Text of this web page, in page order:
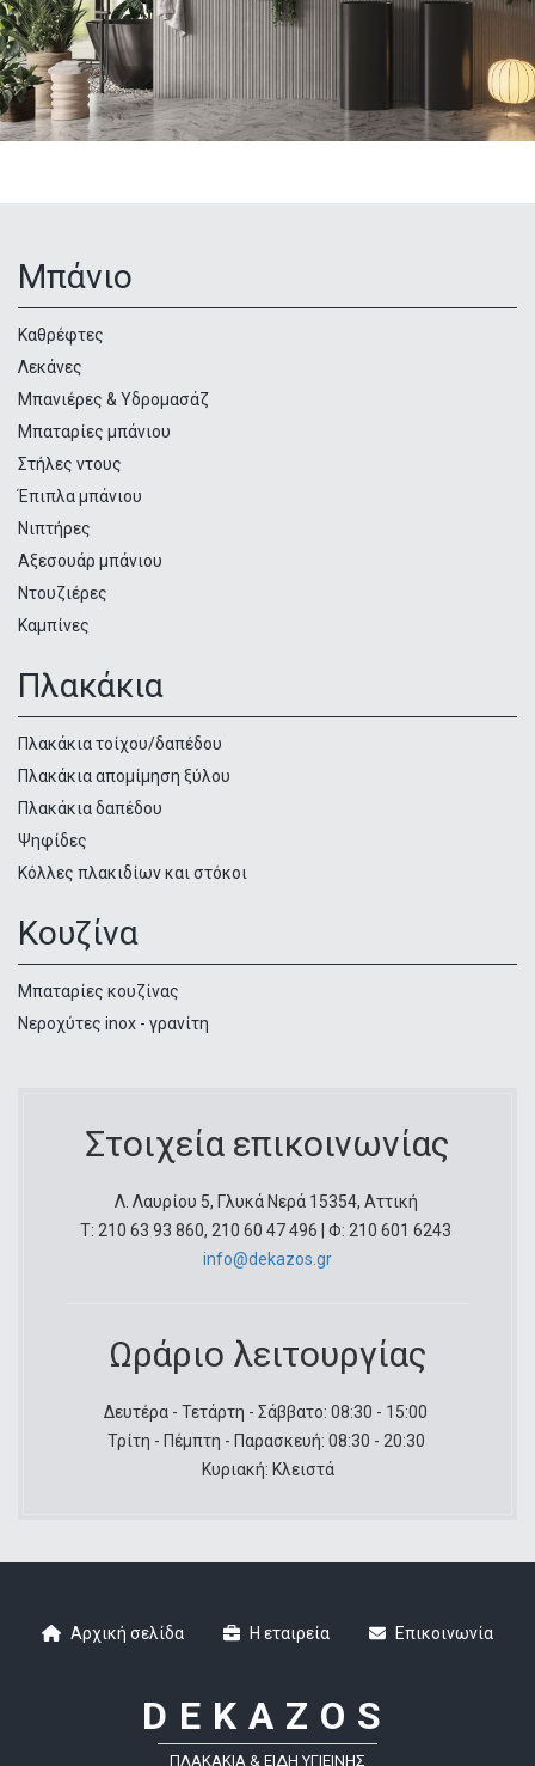
Κατηγορίες
προϊόντων
Μπάνιο
Καθρέφτες
Λεκάνες
Μπανιέρες & Υδρομασάζ
Μπαταρίες μπάνιου
Στήλες ντους
Έπιπλα μπάνιου
Νιπτήρες
Αξεσουάρ μπάνιου
Ντουζιέρες
Καμπίνες
Πλακάκια
Πλακάκια τοίχου/δαπέδου
Πλακάκια απομίμηση ξύλου
Πλακάκια δαπέδου
Ψηφίδες
Κόλλες πλακιδίων και στόκοι
Κουζίνα
Μπαταρίες κουζίνας
Νεροχύτες inox - γρανίτη
Στοιχεία επικοινωνίας
Λ. Λαυρίου 5, Γλυκά Νερά 15354, Αττική
Τ: 210 63 93 860, 210 60 47 496 | Φ: 210 601 6243
info@dekazos.gr
Ωράριο λειτουργίας
Δευτέρα - Τετάρτη - Σάββατο: 08:30 - 15:00
Τρίτη - Πέμπτη - Παρασκευή: 08:30 - 20:30
Κυριακή: Κλειστά
Αρχική σελίδα Η εταιρεία Επικοινωνία
DEKAZOS
ΠΛΑΚΆΚΙΑ & ΕΊΔΗ ΥΓΙΕΙΝΉΣ